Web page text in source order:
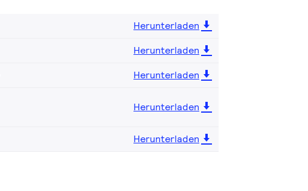
Herunterladen
Herunterladen
Herunterladen
Herunterladen
Herunterladen